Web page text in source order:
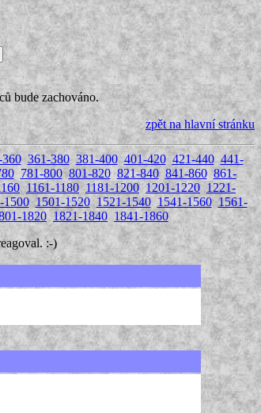
bude zachováno.
zpět na hlavní stránku
361-380 381-400 401-420 421-440 441-
781-800 801-820 821-840 841-860 861-
1161-1180 1181-1200 1201-1220 1221-
1500 1501-1520 1521-1540 1541-1560 1561-
1820 1821-1840 1841-1860
:-)